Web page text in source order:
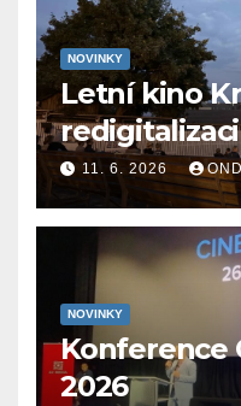
NOVINKY
Letní kino
redigitalizaci
11. 6. 2026
NOVINKY
Konference
2026